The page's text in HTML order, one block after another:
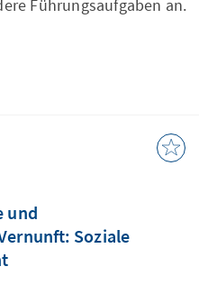
Führungsaufgaben an.
und
Soziale